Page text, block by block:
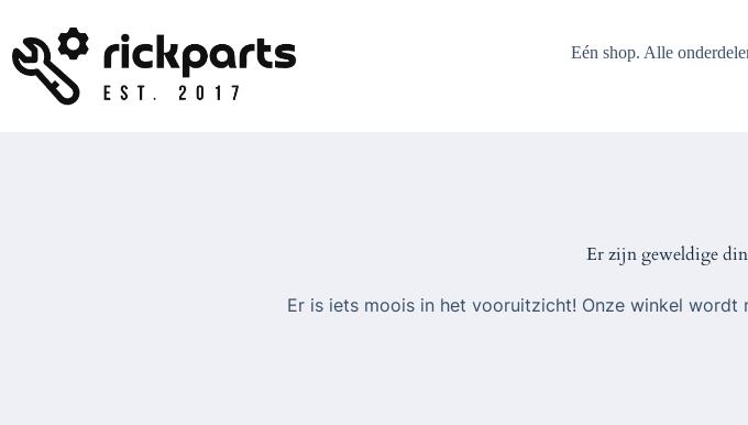
de
inhoud
Eén shop. Alle
Er zijn geweldige
Er is iets moois in het vooruitzicht! Onze winkel